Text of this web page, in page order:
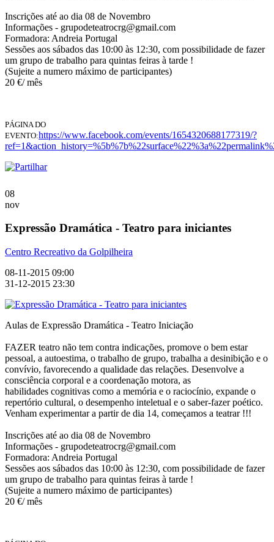
Inscrições até ao dia 08 de Novembro
Informações - grupodeteatrocrg@gmail.com
Formadora: Andreia Portugal
Sessões aos sábados das 10:00 às 12:30, com possibilidade de fazer
um grupo de trabalho para quintas feiras à tarde !
(Sujeite a numero máximo de participantes)
20 €/ mês
PÁGINA DO
EVENTO:https://www.facebook.com/events/1654320688177319/?
08
nov
Expressão Dramática - Teatro para iniciantes
Centro Recreativo da Golpilheira
08-11-2015 09:00
31-12-2015 23:30
Aulas de Expressão Dramática - Teatro Iniciação
FAZER teatro não tem contra indicações, promove o bem estar
pessoal, a autoestima, o trabalho de grupo, trabalha a desinibição e o
convívio, favorecendo a qualidade das relações. Desenvolve a
consciência corporal e a coordenação motora, as
habilidades cognitivas como a memória e o raciocínio, expande o
repertório cultural, o desempenho inteletual e o saber-fazer poético.
Venham experimentar a partir de dia 14, começamos a teatrar !!!
Inscrições até ao dia 08 de Novembro
Informações - grupodeteatrocrg@gmail.com
Formadora: Andreia Portugal
Sessões aos sábados das 10:00 às 12:30, com possibilidade de fazer
um grupo de trabalho para quintas feiras à tarde !
(Sujeite a numero máximo de participantes)
20 €/ mês